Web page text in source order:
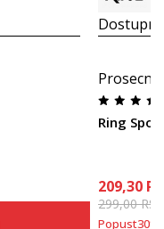
Ring
209,30
299,00
Popust30%